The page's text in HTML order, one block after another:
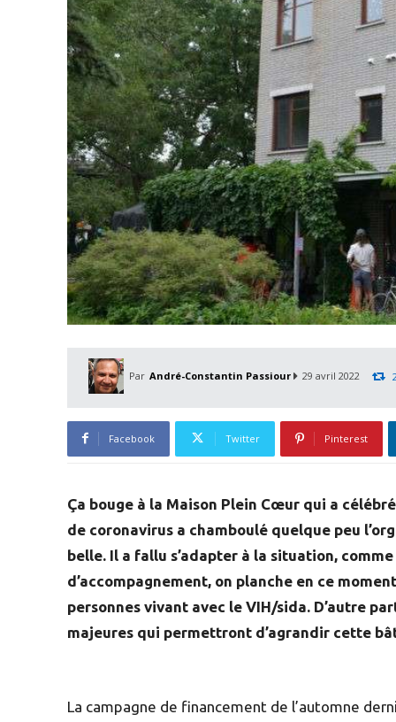
Par André-Constantin Passiour 29 avril 2022
Facebook Twitter Pinterest
Ça bouge à la Maison Plein Cœur qui a
de coronavirus a chamboulé quelque peu
belle. Il a fallu s’adapter à la situation,
d’accompagnement, on planche en ce
personnes vivant avec le VIH/sida. D’autre
majeures qui permettront d’agrandir cette
La campagne de financement de l’automne